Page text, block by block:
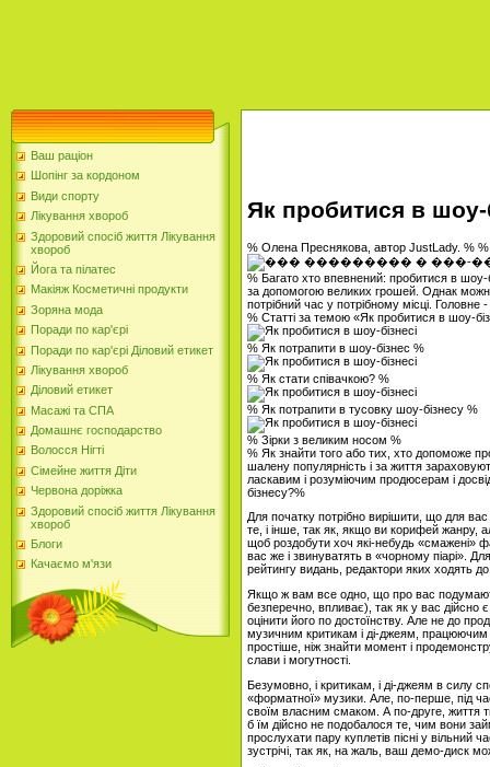
Ваш раціон
Шопінг за кордоном
Види спорту
Лікування хвороб
Здоровий спосіб життя Лікування
хвороб
Йога та пілатес
Макіяж Косметичні продукти
Зоряна мода
Поради по кар'єрі
Поради по кар'єрі Діловий етикет
Лікування хвороб
Діловий етикет
Масажі та СПА
Домашнє господарство
Волосся Нігті
Сімейне життя Діти
Червона доріжка
Здоровий спосіб життя Лікування
хвороб
Блоги
Качаємо м'язи
Як пробитися в шоу-
% Олена Преснякова, автор JustLady. %
% Багато хто впевнений: пробитися в
за допомогою великих грошей. Однак
потрібний час у потрібному місці.
% Статті за темою «Як пробитися в шоу-
% Як потрапити в шоу-бізнес %
% Як стати співачкою? %
% Як потрапити в тусовку шоу-бізнесу %
% Зірки з великим носом %
% Як знайти того або тих, хто допоможе
шалену популярність і за життя
ласкавим і розуміючим продюсерам і
бізнесу?%
Для початку потрібно вирішити, що для
те, і інше, так як, якщо ви корифей жанру,
щоб роздобути хоч які-небудь «смажені»
вас же і звинуватять в «чорному піарі».
рейтингу видань, редактори яких ходять
Якщо ж вам все одно, що про вас
безперечно, впливає), так як у вас дійсно
оцінити його по достоїнству. Але не до
музичним критикам і ді-джеям, працюючим
простіше, ніж знайти момент і
слави і могутності.
Безумовно, і критикам, і ді-джеям в силу
«форматної» музики. Але, по-перше, під
своїм власним смаком. А по-друге, життя
б їм дійсно не подобалося те, чим вони
прослухати пару куплетів пісні у вільний
зустрічі, так як, на жаль, ваш демо-диск